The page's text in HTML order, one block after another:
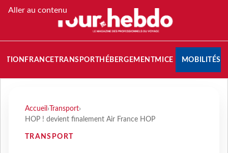
Aller au contenu
FRANCETRANSPORT HÉBERGEMENTMICE MOBILITÉS
Accueil › Transport›
HOP ! devient finalement Air France HOP
TRANSPORT